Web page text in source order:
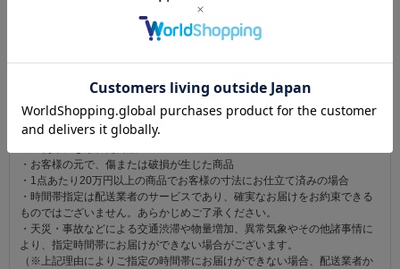
お仕立て後、お客様の手元に届いてから30日以内であれば返品可能です。
ただし次に該当するものは返品をお受けできません。
・商品到着後31日以上経過した商品
・お客様の元で、傷または破損が生じた商品
・1点あたり20万円以上の商品でお客様の寸法にお仕立て済みの場合
・時間帯指定は配送業者のサービスであり、確実なお届けをお約束できる
ものではございません。あらかじめご了承ください。
・天災・事故などによる交通渋滞や物量増加、異常気象やその他諸事情に
より、指定時間帯にお届けができない場合がございます。
（※上記理由によりご指定の時間帯にお届けができない場合、配送業者か